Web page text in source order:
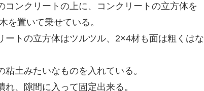
コンクリートの上に、コンクリートの立方体を
を置いて乗せている。
ートの立方体はツルツル、2×4材も面は粗くはな
土みたいなものを入れている。
、隙間に入って固定出来る。